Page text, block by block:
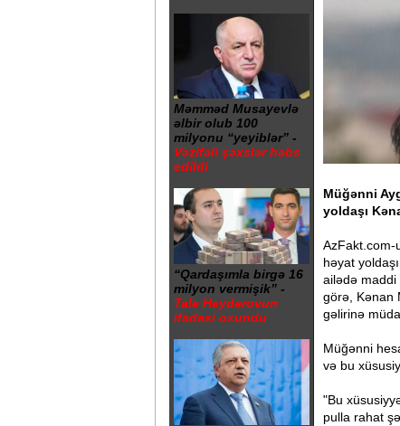
Məmməd Musayevlə
əlbir olub 100
milyonu “yeyiblər” -
Vəzifəli şəxslər həbs
edildi
“Qardaşımla birgə 16
milyon vermişik” -
Tale Heydərovun
ifadəsi oxundu
Müğənni
yoldaşı
AzFakt.com-
həyat
ailədə maddi
görə, Kənan
gəlirinə
Müğənni
və bu
"Bu
pulla rahat